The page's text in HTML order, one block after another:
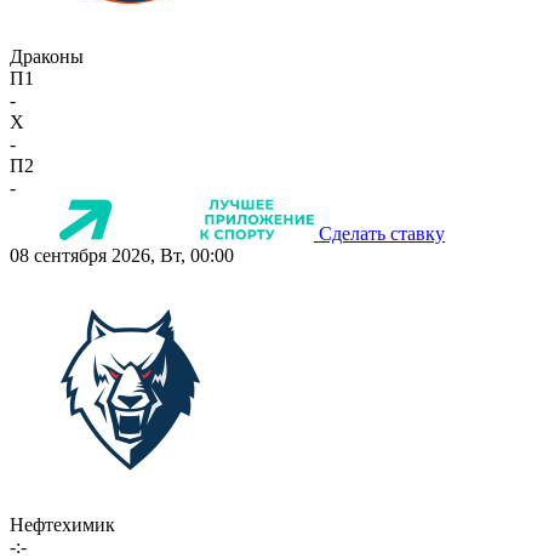
Драконы
П1
-
X
-
П2
-
Сделать ставку
08 сентября 2026, Вт, 00:00
Нефтехимик
-:-